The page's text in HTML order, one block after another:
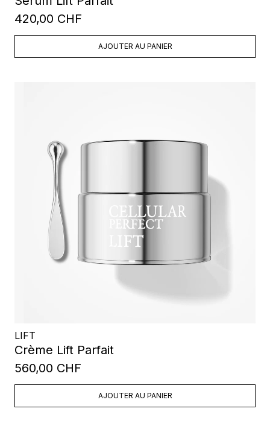
420,00 CHF
AJOUTER AU PANIER
LIFT
Crème Lift Parfait
560,00 CHF
AJOUTER AU PANIER